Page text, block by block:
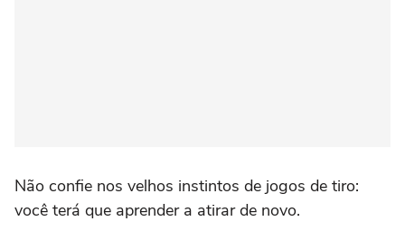
Não confie nos velhos instintos de jogos de tiro:
você terá que aprender a atirar de novo.